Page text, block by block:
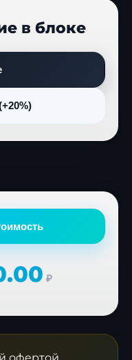
в блоке
₽